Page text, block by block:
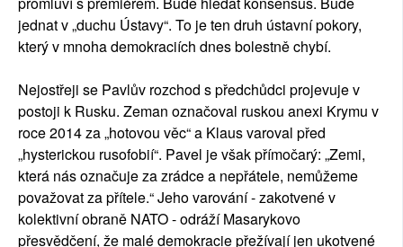
jednat v „duchu Ústavy“. To je ten druh ústavní pokory,
který v mnoha demokraciích dnes bolestně chybí.
Nejostřeji se Pavlův rozchod s předchůdci projevuje v
postoji k Rusku. Zeman označoval ruskou anexi Krymu v
roce 2014 za „hotovou věc“ a Klaus varoval před
„hysterickou rusofobií“. Pavel je však přímočarý: „Zemi,
která nás označuje za zrádce a nepřátele, nemůžeme
považovat za přítele.“ Jeho varování - zakotvené v
kolektivní obraně NATO - odráží Masarykovo
přesvědčení, že malé demokracie přežívají jen ukotvené